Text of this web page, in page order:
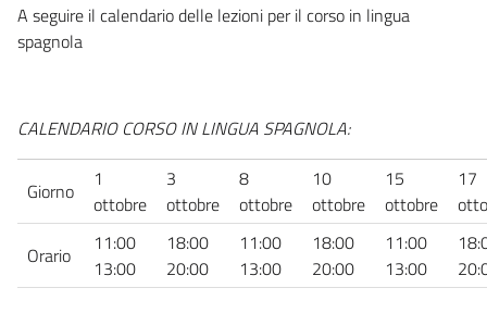
A seguire il calendario delle lezioni per il corso in lingua
spagnola
CALENDARIO CORSO IN LINGUA SPAGNOLA:
Giorno
1
ottobre
3
ottobre
8
ottobre
10
ottobre
15
ottobre
17
Orario
11:00
13:00
18:00
20:00
11:00
13:00
18:00
20:00
11:00
13:00